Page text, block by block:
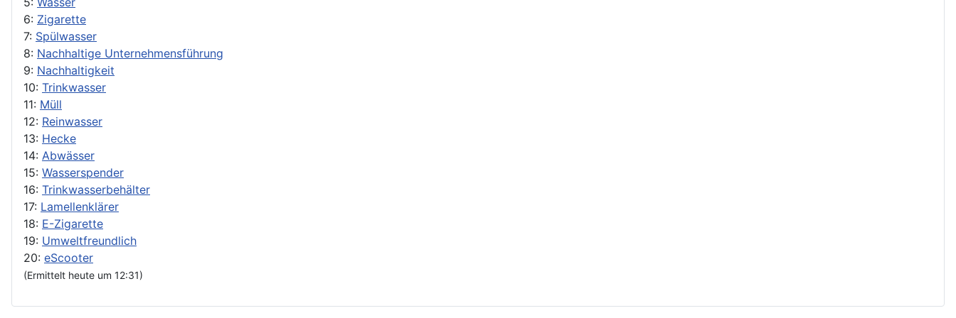
6: Zigarette
7: Spülwasser
8: Nachhaltige Unternehmensführung
9: Nachhaltigkeit
10: Trinkwasser
11: Müll
12: Reinwasser
13: Hecke
14: Abwässer
15: Wasserspender
16: Trinkwasserbehälter
17: Lamellenklärer
18: E-Zigarette
19: Umweltfreundlich
20: eScooter
(Ermittelt heute um 12:31)